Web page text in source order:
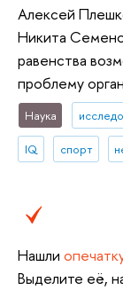
Алексей
Никита
равенства
проблему
Наука
IQ спорт
Нашли
Выделите её,